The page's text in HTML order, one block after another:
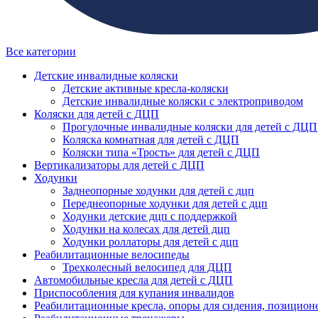
Все категории
Детские инвалидные коляски
Детские активные кресла-коляски
Детские инвалидные коляски с электроприводом
Коляски для детей с ДЦП
Прогулочные инвалидные коляски для детей с ДЦП
Коляска комнатная для детей с ДЦП
Коляски типа «Трость» для детей с ДЦП
Вертикализаторы для детей с ДЦП
Ходунки
Заднеопорные ходунки для детей с дцп
Переднеопорные ходунки для детей с дцп
Ходунки детские дцп с поддержкой
Ходунки на колесах для детей дцп
Ходунки роллаторы для детей с дцп
Реабилитационные велосипеды
Трехколесный велосипед для ДЦП
Автомобильные кресла для детей с ДЦП
Приспособления для купания инвалидов
Реабилитационные кресла, опоры для сидения,